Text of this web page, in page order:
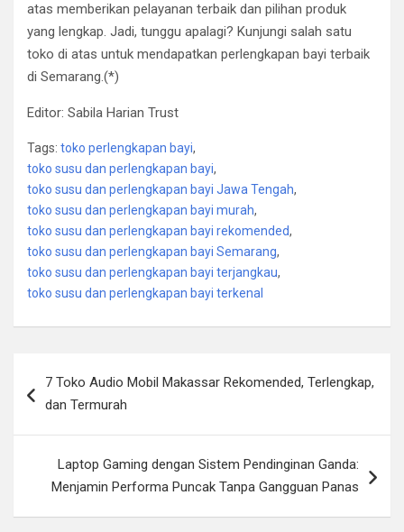
atas memberikan pelayanan terbaik dan pilihan produk
yang lengkap. Jadi, tunggu apalagi? Kunjungi salah satu
toko di atas untuk mendapatkan perlengkapan bayi terbaik
di Semarang.(*)
Editor: Sabila Harian Trust
Tags: toko perlengkapan bayi,
toko susu dan perlengkapan bayi,
toko susu dan perlengkapan bayi Jawa Tengah,
toko susu dan perlengkapan bayi murah,
toko susu dan perlengkapan bayi rekomended,
toko susu dan perlengkapan bayi Semarang,
toko susu dan perlengkapan bayi terjangkau,
toko susu dan perlengkapan bayi terkenal
navigation
7 Toko Audio Mobil Makassar Rekomended, Terlengkap,
dan Termurah
Laptop Gaming dengan Sistem Pendinginan Ganda:
Menjamin Performa Puncak Tanpa Gangguan Panas